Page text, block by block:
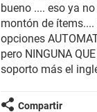
bueno .... eso ya
montón de ítems....
opciones
pero NINGUNA
soporto más el
Compartir